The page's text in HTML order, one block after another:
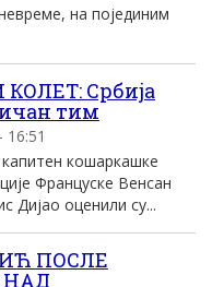
на појединим
Србија
тим
16:51
кошаркашке
Француске Венсан
Дијао оценили су...
ПОСЛЕ
НАД